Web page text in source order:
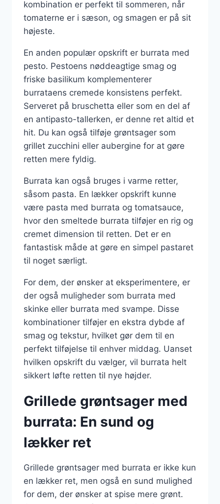
kombination er perfekt til sommeren, når
tomaterne er i sæson, og smagen er på sit
højeste.
En anden populær opskrift er burrata med
pesto. Pestoens nøddeagtige smag og
friske basilikum komplementerer
burrataens cremede konsistens perfekt.
Serveret på bruschetta eller som en del af
en antipasto-tallerken, er denne ret altid et
hit. Du kan også tilføje grøntsager som
grillet zucchini eller aubergine for at gøre
retten mere fyldig.
Burrata kan også bruges i varme retter,
såsom pasta. En lækker opskrift kunne
være pasta med burrata og tomatsauce,
hvor den smeltede burrata tilføjer en rig og
cremet dimension til retten. Det er en
fantastisk måde at gøre en simpel pastaret
til noget særligt.
For dem, der ønsker at eksperimentere, er
der også muligheder som burrata med
skinke eller burrata med svampe. Disse
kombinationer tilføjer en ekstra dybde af
smag og tekstur, hvilket gør dem til en
perfekt tilføjelse til enhver middag. Uanset
hvilken opskrift du vælger, vil burrata helt
sikkert løfte retten til nye højder.
Grillede grøntsager med
burrata: En sund og
lækker ret
Grillede grøntsager med burrata er ikke kun
en lækker ret, men også en sund mulighed
for dem, der ønsker at spise mere grønt.